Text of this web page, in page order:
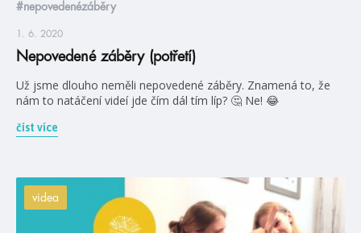
#nepovedenézáběry
1. 6. 2020
Nepovedené záběry (potřetí)
Už jsme dlouho neměli nepovedené záběry. Znamená to, že
nám to natáčení videí jde čím dál tím líp? 🤔 Ne! 😂
číst více
videa